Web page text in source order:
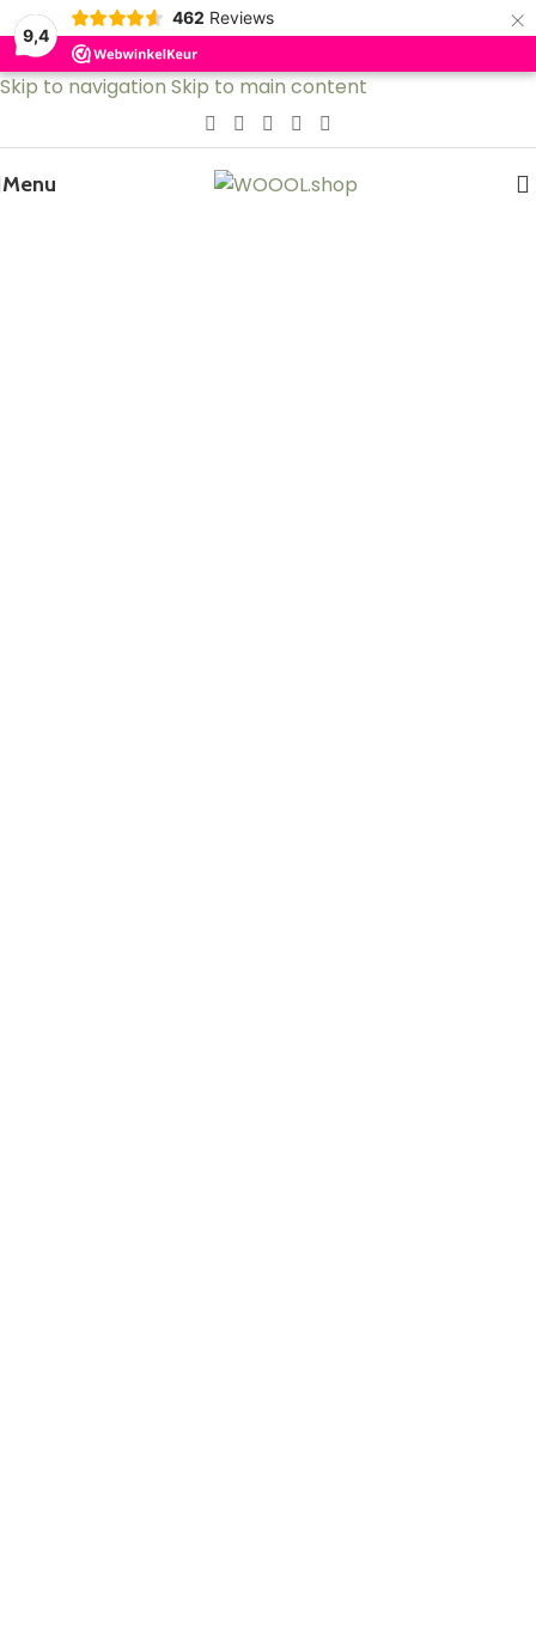
9,4
462 Reviews ×
Skip to navigationSkip to main content
Menu